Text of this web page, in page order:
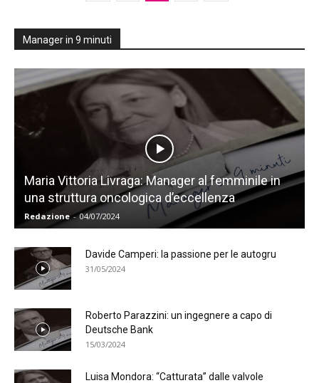
Manager in 9 minuti
Maria Vittoria Livraga: Manager al femminile in
una struttura oncologica d’eccellenza
Redazione - 04/07/2024
Davide Camperi: la passione per le autogru
31/05/2024
Roberto Parazzini: un ingegnere a capo di
Deutsche Bank
15/03/2024
Luisa Mondora: “Catturata” dalle valvole